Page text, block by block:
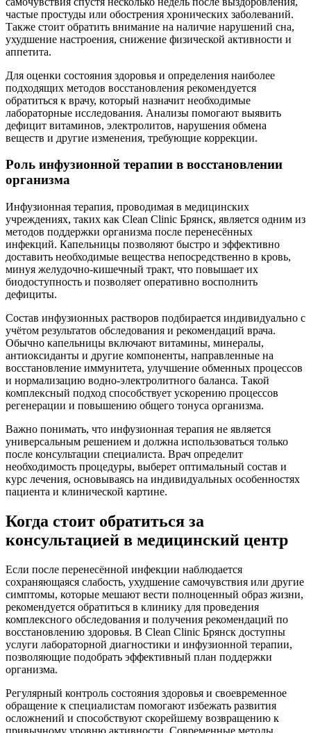
частые простуды или обострения хронических заболеваний.
Также стоит обратить внимание на наличие нарушений сна,
ухудшение настроения, снижение физической активности и
аппетита.
Для оценки состояния здоровья и определения наиболее
подходящих методов восстановления рекомендуется
обратиться к врачу, который назначит необходимые
лабораторные исследования. Анализы помогают выявить
дефицит витаминов, электролитов, нарушения обмена
веществ и другие изменения, требующие коррекции.
Роль инфузионной терапии в восстановлении
организма
Инфузионная терапия, проводимая в медицинских
учреждениях, таких как Clean Clinic Брянск, является одним из
методов поддержки организма после перенесённых
инфекций. Капельницы позволяют быстро и эффективно
доставить необходимые вещества непосредственно в кровь,
минуя желудочно-кишечный тракт, что повышает их
биодоступность и позволяет оперативно восполнить
дефициты.
Состав инфузионных растворов подбирается индивидуально с
учётом результатов обследования и рекомендаций врача.
Обычно капельницы включают витамины, минералы,
антиоксиданты и другие компоненты, направленные на
восстановление иммунитета, улучшение обменных процессов
и нормализацию водно-электролитного баланса. Такой
комплексный подход способствует ускорению процессов
регенерации и повышению общего тонуса организма.
Важно понимать, что инфузионная терапия не является
универсальным решением и должна использоваться только
после консультации специалиста. Врач определит
необходимость процедуры, выберет оптимальный состав и
курс лечения, основываясь на индивидуальных особенностях
пациента и клинической картине.
Когда стоит обратиться за
консультацией в медицинский центр
Если после перенесённой инфекции наблюдается
сохраняющаяся слабость, ухудшение самочувствия или другие
симптомы, которые мешают вести полноценный образ жизни,
рекомендуется обратиться в клинику для проведения
комплексного обследования и получения рекомендаций по
восстановлению здоровья. В Clean Clinic Брянск доступны
услуги лабораторной диагностики и инфузионной терапии,
позволяющие подобрать эффективный план поддержки
организма.
Регулярный контроль состояния здоровья и своевременное
обращение к специалистам помогают избежать развития
осложнений и способствуют скорейшему возвращению к
привычному уровню активности. Современные методы,